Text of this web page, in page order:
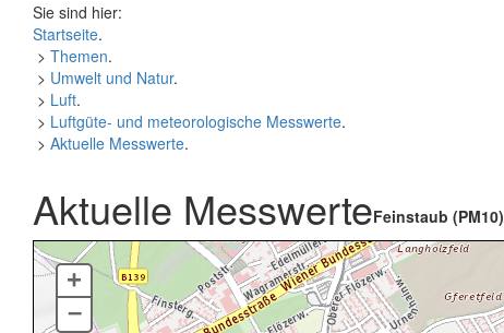
Sie sind hier:
Startseite.
> Themen.
> Umwelt und Natur.
> Luft.
> Luftgüte- und meteorologische Messwerte.
> Aktuelle Messwerte.
Aktuelle MesswerteFeinstaub (PM10)
+
–